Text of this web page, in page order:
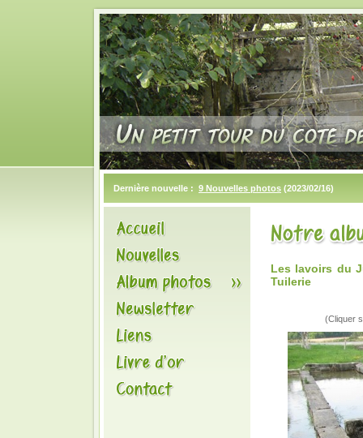
Dernière nouvelle : 9 Nouvelles photos (2023/02/16)
Les lavoirs du
Tuilerie
(Cliquer